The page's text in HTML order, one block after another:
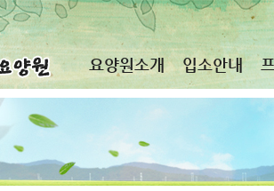
요양원소개 입소안내